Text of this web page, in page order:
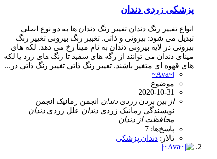
پزشکی زردی دندان
انواع تغییر رنگ دندان تغییر رنگ دندان ها به دو نوع اصلی
تبدیل می شود: بیرونی و ذاتی. تغییر رنگ بیرونی تغییر رنگ
بیرونی در لایه بیرونی دندان به نام مینا رخ می دهد. لکه های
مینای دندان می توانند از رگه های سفید تا رنگ های زرد یا لکه
های قهوه ای متغیر باشند. تغییر رنگ ذاتی تغییر رنگ ذاتی در...
|~Ava~|
موضوع
2020-10-31
از بین بردن زردی دندان انجمن رمانیک انجمن
نویسندگی رمانیک زردی دندان علل زردی دندان
محافظت از دندان
پاسخ‌ها: 7
تالار: دندان پزشکی